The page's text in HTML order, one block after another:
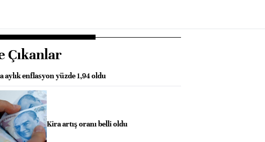
Çıkanlar
aylık enflasyon yüzde 1,94 oldu
Kira artış oranı belli oldu